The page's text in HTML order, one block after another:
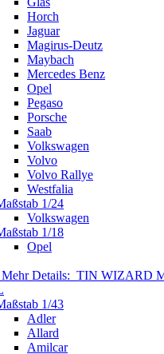
Horch
Jaguar
Magirus-Deutz
Maybach
Mercedes Benz
Opel
Pegaso
Porsche
Saab
Volkswagen
Volvo
Volvo Rallye
Westfalia
1/24
Volkswagen
1/18
Opel
Mehr Details: TIN WIZARD
1/43
Adler
Allard
Amilcar